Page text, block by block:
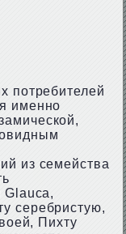
потребителей
именно
из семейства
Glauca,
серебристую,
Пихту